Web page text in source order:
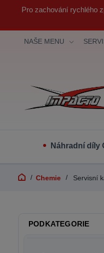
Pro zachování rychlého
NAŠE MENU
Náhradní díly
Chemie Servisní
PODKATEGORIE